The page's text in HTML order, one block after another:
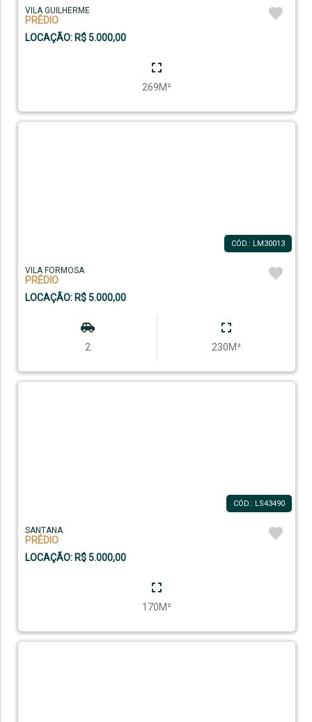
VILA GUILHERME
PRÉDIO
LOCAÇÃO: R$ 5.000,00
269M²
CÓD.: LM30013
VILA FORMOSA
PRÉDIO
LOCAÇÃO: R$ 5.000,00
2 230M²
CÓD.: LS43490
SANTANA
PRÉDIO
LOCAÇÃO: R$ 5.000,00
170M²